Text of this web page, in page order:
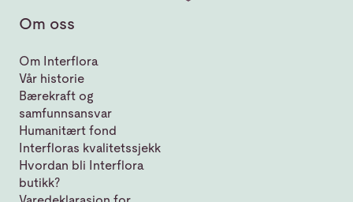
Om oss
Om Interflora
Vår historie
Bærekraft og
samfunnsansvar
Humanitært fond
Interfloras kvalitetssjekk
Hvordan bli Interflora
butikk?